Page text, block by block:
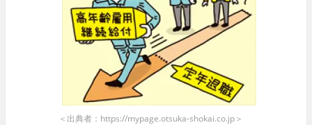
＜出典者：https://mypage.otsuka-shokai.co.jp＞